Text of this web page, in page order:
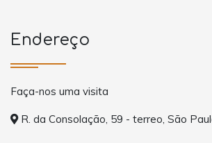
Endereço
Faça-nos uma visita
R. da Consolação, 59 - terreo, São